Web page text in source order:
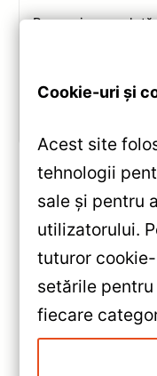
Recenzie
«
9.5”
2013-
Detaliată,
Navigație
2015–2020
Cookie-uri și
Acest site
tehnologii
sale și pentru
utilizatorului.
tuturor
setările
fiecare